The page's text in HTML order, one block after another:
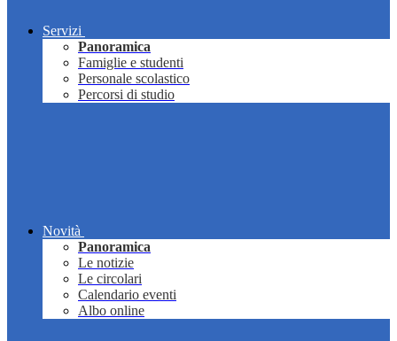
Servizi
Panoramica
Famiglie e studenti
Personale scolastico
Percorsi di studio
Novità
Panoramica
Le notizie
Le circolari
Calendario eventi
Albo online